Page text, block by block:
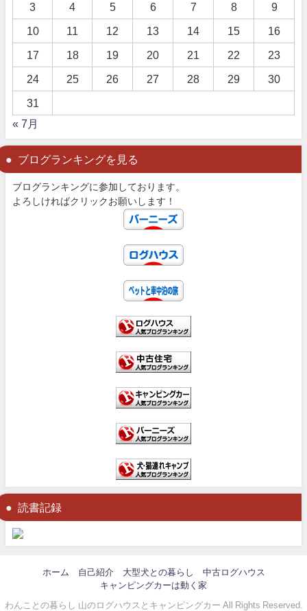
3 4 5 6 7 8 9
10 11 12 13 14 15 16
17 18 19 20 21 22 23
24 25 26 27 28 29 30
31
« 7月
ブログランキングを見る
ブログランキングに参加しております。
よろしければクリックお願いします！
読書記録
ホーム 自己紹介 大型犬との暮らし
中古ログハウス
キャンピングカーは動く家
わんことの暮らし 山のログハウスとキャンピングカー All Rights Reserved.